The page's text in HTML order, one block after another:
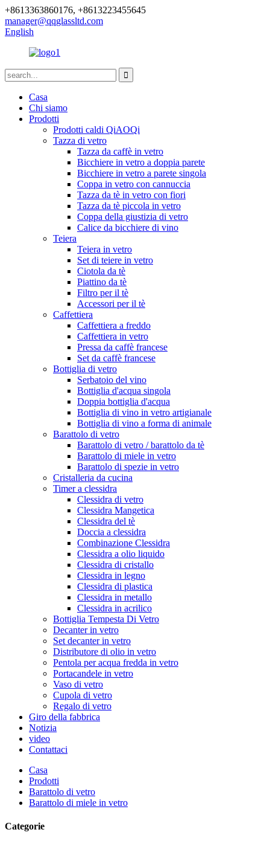
+8613363860176, +8613223455645
manager@qqglassltd.com
English
Casa
Chi siamo
Prodotti
Prodotti caldi QiAOQi
Tazza di vetro
Tazza da caffè in vetro
Bicchiere in vetro a doppia parete
Bicchiere in vetro a parete singola
Coppa in vetro con cannuccia
Tazza da tè in vetro con fiori
Tazza da tè piccola in vetro
Coppa della giustizia di vetro
Calice da bicchiere di vino
Teiera
Teiera in vetro
Set di teiere in vetro
Ciotola da tè
Piattino da tè
Filtro per il tè
Accessori per il tè
Caffettiera
Caffettiera a freddo
Caffettiera in vetro
Pressa da caffè francese
Set da caffè francese
Bottiglia di vetro
Serbatoio del vino
Bottiglia d'acqua singola
Doppia bottiglia d'acqua
Bottiglia di vino in vetro artigianale
Bottiglia di vino a forma di animale
Barattolo di vetro
Barattolo di vetro / barattolo da tè
Barattolo di miele in vetro
Barattolo di spezie in vetro
Cristalleria da cucina
Timer a clessidra
Clessidra di vetro
Clessidra Mangetica
Clessidra del tè
Doccia a clessidra
Combinazione Clessidra
Clessidra a olio liquido
Clessidra di cristallo
Clessidra in legno
Clessidra di plastica
Clessidra in metallo
Clessidra in acrilico
Bottiglia Tempesta Di Vetro
Decanter in vetro
Set decanter in vetro
Distributore di olio in vetro
Pentola per acqua fredda in vetro
Portacandele in vetro
Vaso di vetro
Cupola di vetro
Regalo di vetro
Giro della fabbrica
Notizia
video
Contattaci
Casa
Prodotti
Barattolo di vetro
Barattolo di miele in vetro
Categorie